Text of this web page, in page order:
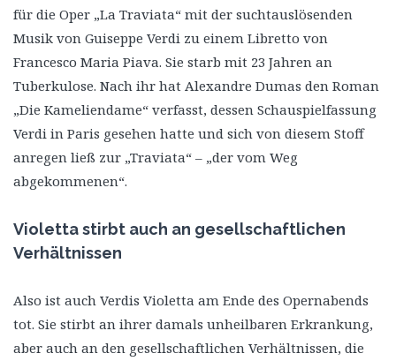
für die Oper „La Traviata“ mit der suchtauslösenden
Musik von Guiseppe Verdi zu einem Libretto von
Francesco Maria Piava. Sie starb mit 23 Jahren an
Tuberkulose. Nach ihr hat Alexandre Dumas den Roman
„Die Kameliendame“ verfasst, dessen Schauspielfassung
Verdi in Paris gesehen hatte und sich von diesem Stoff
anregen ließ zur „Traviata“ – „der vom Weg
abgekommenen“.
Violetta stirbt auch an gesellschaftlichen
Verhältnissen
Also ist auch Verdis Violetta am Ende des Opernabends
tot. Sie stirbt an ihrer damals unheilbaren Erkrankung,
aber auch an den gesellschaftlichen Verhältnissen, die